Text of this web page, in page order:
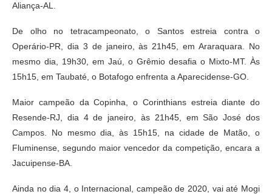
Aliança-AL.
De olho no tetracampeonato, o Santos estreia contra o
Operário-PR, dia 3 de janeiro, às 21h45, em Araraquara. No
mesmo dia, 19h30, em Jaú, o Grêmio desafia o Mixto-MT. Às
15h15, em Taubaté, o Botafogo enfrenta a Aparecidense-GO.
Maior campeão da Copinha, o Corinthians estreia diante do
Resende-RJ, dia 4 de janeiro, às 21h45, em São José dos
Campos. No mesmo dia, às 15h15, na cidade de Matão, o
Fluminense, segundo maior vencedor da competição, encara a
Jacuipense-BA.
Ainda no dia 4, o Internacional, campeão de 2020, vai até Mogi